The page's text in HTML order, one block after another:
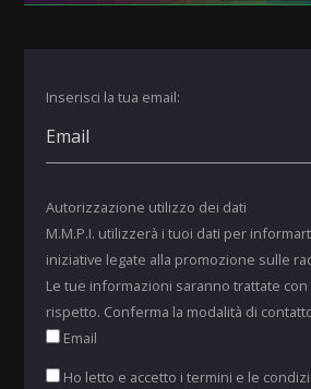
Inserisci la tua email:
Autorizzazione utilizzo dei dati
M.M.P.I. utilizzerà i tuoi dati per
iniziative legate alla promozione sulle
Le tue informazioni saranno trattate
rispetto. Conferma la modalità di
Email
Ho letto e accetto i termini e le